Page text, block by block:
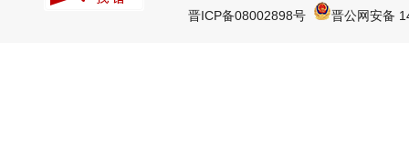
晋ICP备08002898号
晋公网安备